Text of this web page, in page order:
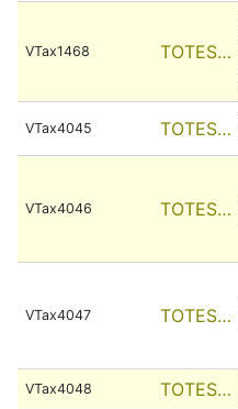
VTax1468 TOTES…
VTax4045 TOTES…
VTax4046 TOTES…
VTax4047 TOTES…
VTax4048 TOTES…